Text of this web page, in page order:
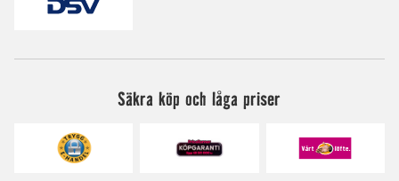
Säkra köp och låga priser